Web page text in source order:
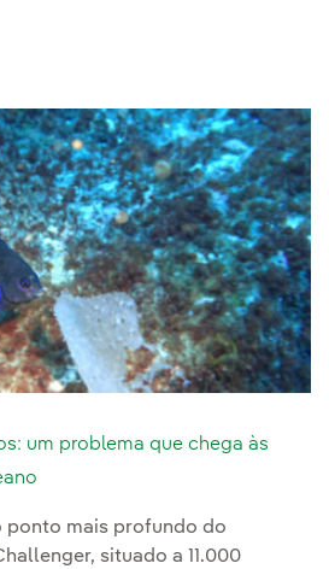
um problema que chega às
ponto mais profundo do
situado a 11.000